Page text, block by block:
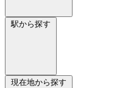
駅から探す
現在地から探す